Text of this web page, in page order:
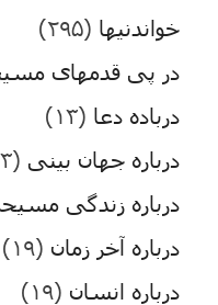
خواندنیها (۲۹۵)
در پی قدمهای
درباده دعا (۱۳)
درباره جهان بینی (۳)
درباره زندگی
درباره آخر زمان (۱۹)
درباره انسان (۱۹)